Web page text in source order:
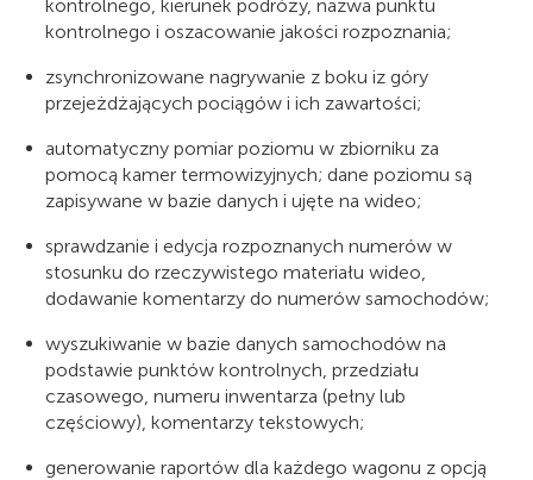
kontrolnego, kierunek podróży, nazwa punktu
kontrolnego i oszacowanie jakości rozpoznania;
zsynchronizowane nagrywanie z boku iz góry
przejeżdżających pociągów i ich zawartości;
automatyczny pomiar poziomu w zbiorniku za
pomocą kamer termowizyjnych; dane poziomu są
zapisywane w bazie danych i ujęte na wideo;
sprawdzanie i edycja rozpoznanych numerów w
stosunku do rzeczywistego materiału wideo,
dodawanie komentarzy do numerów samochodów;
wyszukiwanie w bazie danych samochodów na
podstawie punktów kontrolnych, przedziału
czasowego, numeru inwentarza (pełny lub
częściowy), komentarzy tekstowych;
generowanie raportów dla każdego wagonu z opcją